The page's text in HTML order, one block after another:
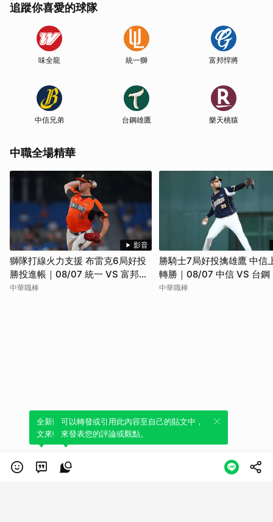
追蹤你喜愛的球隊
味全龍 統一獅 富邦悍將
中信兄弟 台鋼雄鷹 樂天桃猿
中職全場精華
影音
獅隊打線火力支援 布雷克6局好投
勝投進帳｜08/07 統一 VS 富邦｜
全場精華
中華職棒
勝騎士7局好投擒雄鷹 中信
轉勝｜08/07 中信 VS 台鋼
精華
中華職棒
全新體驗！一鍵引用此內容，透過發布貼
文來輕鬆表達個人立場。
可以轉發或引用此內容至自己的貼文中，
來發表您的評論或觀點。